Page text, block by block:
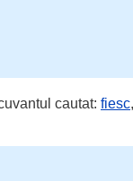
cautat: fiesc,